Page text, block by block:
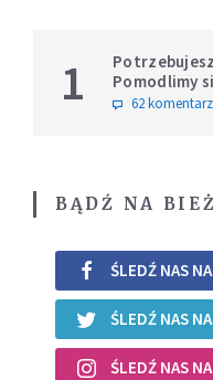
1
Pomodlimy
intencji
62
BĄDŹ NA
ŚLEDŹ NAS
ŚLEDŹ NAS
ŚLEDŹ NAS